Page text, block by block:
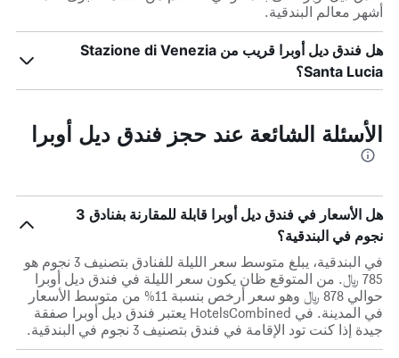
أشهر معالم البندقية.
هل فندق ديل أوبرا قريب من Stazione di Venezia
Santa Lucia؟
الأسئلة الشائعة عند حجز فندق ديل أوبرا
هل الأسعار في فندق ديل أوبرا قابلة للمقارنة بفنادق 3
نجوم في البندقية؟
في البندقية، يبلغ متوسط ​​سعر الليلة للفنادق بتصنيف 3 نجوم هو
785 ﷼. من المتوقع ظان يكون سعر الليلة في فندق ديل أوبرا
حوالي 878 ﷼ وهو سعر أرخص بنسبة 11% من متوسط الأسعار
في المدينة. في HotelsCombined يعتبر فندق ديل أوبرا صفقة
جيدة إذا كنت تود الإقامة في فندق بتصنيف 3 نجوم في البندقية.